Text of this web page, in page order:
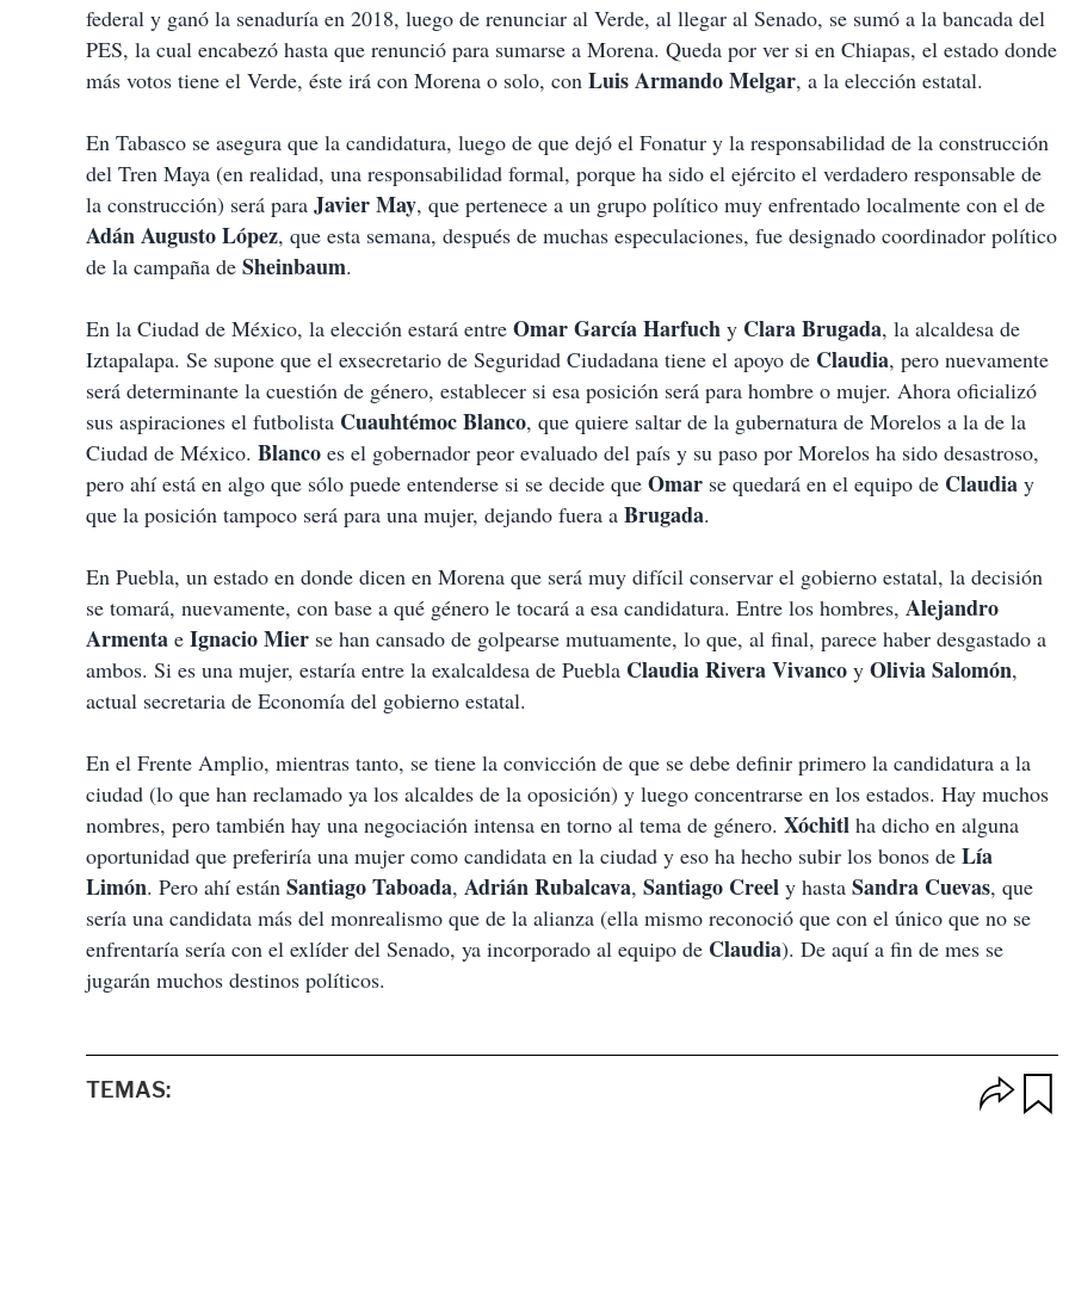
federal y ganó la senaduría en 2018, luego de renunciar al Verde, al llegar al Senado, se sumó a la bancada del
PES, la cual encabezó hasta que renunció para sumarse a Morena. Queda por ver si en Chiapas, el estado donde
más votos tiene el Verde, éste irá con Morena o solo, con Luis Armando Melgar, a la elección estatal.
En Tabasco se asegura que la candidatura, luego de que dejó el Fonatur y la responsabilidad de la construcción
del Tren Maya (en realidad, una responsabilidad formal, porque ha sido el ejército el verdadero responsable de
la construcción) será para Javier May, que pertenece a un grupo político muy enfrentado localmente con el de
Adán Augusto López, que esta semana, después de muchas especulaciones, fue designado coordinador político
de la campaña de Sheinbaum.
En la Ciudad de México, la elección estará entre Omar García Harfuch y Clara Brugada, la alcaldesa de
Iztapalapa. Se supone que el exsecretario de Seguridad Ciudadana tiene el apoyo de Claudia, pero nuevamente
será determinante la cuestión de género, establecer si esa posición será para hombre o mujer. Ahora oficializó
sus aspiraciones el futbolista Cuauhtémoc Blanco, que quiere saltar de la gubernatura de Morelos a la de la
Ciudad de México. Blanco es el gobernador peor evaluado del país y su paso por Morelos ha sido desastroso,
pero ahí está en algo que sólo puede entenderse si se decide que Omar se quedará en el equipo de Claudia y
que la posición tampoco será para una mujer, dejando fuera a Brugada.
En Puebla, un estado en donde dicen en Morena que será muy difícil conservar el gobierno estatal, la decisión
se tomará, nuevamente, con base a qué género le tocará a esa candidatura. Entre los hombres, Alejandro
Armenta e Ignacio Mier se han cansado de golpearse mutuamente, lo que, al final, parece haber desgastado a
ambos. Si es una mujer, estaría entre la exalcaldesa de Puebla Claudia Rivera Vivanco y Olivia Salomón,
actual secretaria de Economía del gobierno estatal.
En el Frente Amplio, mientras tanto, se tiene la convicción de que se debe definir primero la candidatura a la
ciudad (lo que han reclamado ya los alcaldes de la oposición) y luego concentrarse en los estados. Hay muchos
nombres, pero también hay una negociación intensa en torno al tema de género. Xóchitl ha dicho en alguna
oportunidad que preferiría una mujer como candidata en la ciudad y eso ha hecho subir los bonos de Lía
Limón. Pero ahí están Santiago Taboada, Adrián Rubalcava, Santiago Creel y hasta Sandra Cuevas, que
sería una candidata más del monrealismo que de la alianza (ella mismo reconoció que con el único que no se
enfrentaría sería con el exlíder del Senado, ya incorporado al equipo de Claudia). De aquí a fin de mes se
jugarán muchos destinos políticos.
TEMAS:
p